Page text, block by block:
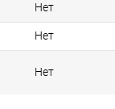
Нет
Нет
Нет